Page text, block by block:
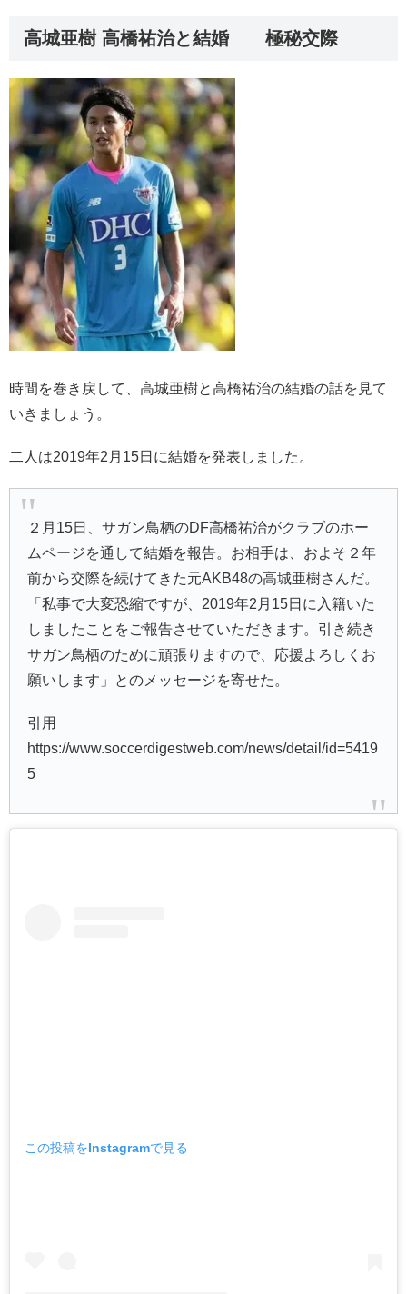
高城亜樹 高橋祐治と結婚 極秘交際
時間を巻き戻して、高城亜樹と高橋祐治の結婚の話を見て
いきましょう。
二人は2019年2月15日に結婚を発表しました。
２月15日、サガン鳥栖のDF高橋祐治がクラブのホー
ムページを通して結婚を報告。お相手は、およそ２年
前から交際を続けてきた元AKB48の高城亜樹さんだ。
「私事で大変恐縮ですが、2019年2月15日に入籍いた
しましたことをご報告させていただきます。引き続き
サガン鳥栖のために頑張りますので、応援よろしくお
願いします」とのメッセージを寄せた。
引用
https://www.soccerdigestweb.com/news/detail/id=5419
5
この投稿をInstagramで見る